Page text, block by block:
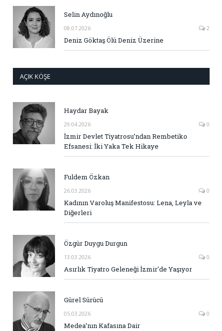
Selin Aydınoğlu
08.07.2026 2
Deniz Göktaş Ölü Deniz Üzerine
AÇIK KÖŞE
Haydar Bayak
29.04.2026 0
İzmir Devlet Tiyatrosu’ndan Rembetiko
Efsanesi: İki Yaka Tek Hikaye
Fuldem Özkan
26.03.2026 0
Kadının Varoluş Manifestosu: Lena, Leyla ve
Diğerleri
Özgür Duygu Durgun
13.03.2026 0
Asırlık Tiyatro Geleneği İzmir’de Yaşıyor
Gürel Sürücü
05.03.2026 0
Medea’nın Kafasına Dair